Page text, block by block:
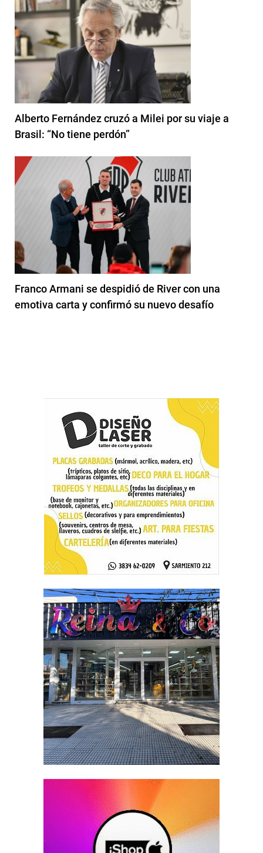
Alberto Fernández cruzó a Milei por su viaje a
Brasil: “No tiene perdón”
Franco Armani se despidió de River con una
emotiva carta y confirmó su nuevo desafío